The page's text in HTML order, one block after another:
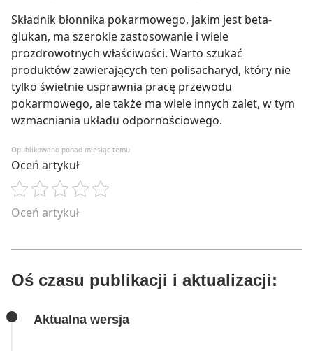
Składnik błonnika pokarmowego, jakim jest beta-
glukan, ma szerokie zastosowanie i wiele
prozdrowotnych właściwości. Warto szukać
produktów zawierających ten polisacharyd, który nie
tylko świetnie usprawnia pracę przewodu
pokarmowego, ale także ma wiele innych zalet, w tym
wzmacniania układu odpornościowego.
Opublikowano ponad miesiąc temu
Oceń artykuł
Oceń artykuł
Oś czasu publikacji i aktualizacji:
Aktualna wersja